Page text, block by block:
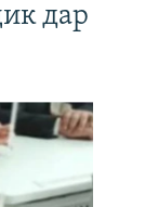
дар